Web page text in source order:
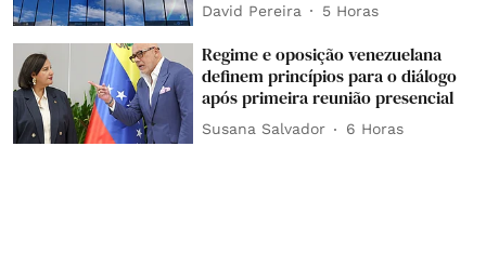
David Pereira 5 Horas
Regime e oposição venezuelana
definem princípios para o diálogo
após primeira reunião presencial
Susana Salvador 6 Horas